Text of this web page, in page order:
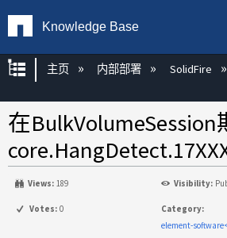
Knowledge Base
扩展/隐缩全局层次
主页 内部部署 SolidFire
在
Views: 189 Visibility:
Votes: 0
Category:
element-